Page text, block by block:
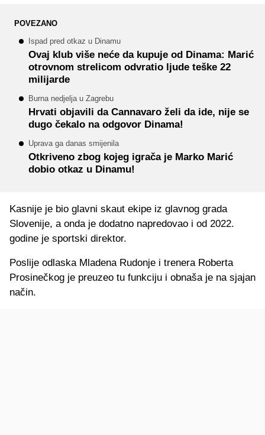
POVEZANO
Ispad pred otkaz u Dinamu
Ovaj klub više neće da kupuje od Dinama: Marić
otrovnom strelicom odvratio ljude teške 22
milijarde
Burna nedjelja u Zagrebu
Hrvati objavili da Cannavaro želi da ide, nije se
dugo čekalo na odgovor Dinama!
Uprava ga danas smijenila
Otkriveno zbog kojeg igrača je Marko Marić
dobio otkaz u Dinamu!
Kasnije je bio glavni skaut ekipe iz glavnog grada
Slovenije, a onda je dodatno napredovao i od 2022.
godine je sportski direktor.
Poslije odlaska Mladena Rudonje i trenera Roberta
Prosinečkog je preuzeo tu funkciju i obnaša je na sjajan
način.